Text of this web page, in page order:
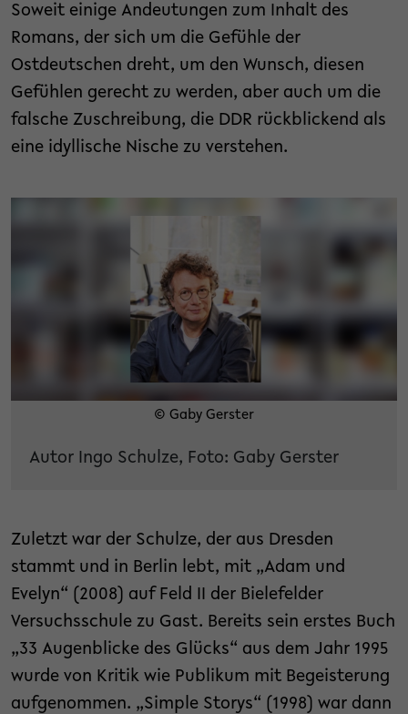
Soweit einige Andeutungen zum Inhalt des
Romans, der sich um die Gefühle der
Ostdeutschen dreht, um den Wunsch, diesen
Gefühlen gerecht zu werden, aber auch um die
falsche Zuschreibung, die DDR rückblickend als
eine idyllische Nische zu verstehen.
© Gaby Gerster
Autor Ingo Schulze, Foto: Gaby Gerster
Zuletzt war der Schulze, der aus Dresden
stammt und in Berlin lebt, mit „Adam und
Evelyn“ (2008) auf Feld II der Bielefelder
Versuchsschule zu Gast. Bereits sein erstes Buch
„33 Augenblicke des Glücks“ aus dem Jahr 1995
wurde von Kritik wie Publikum mit Begeisterung
aufgenommen. „Simple Storys“ (1998) war dann